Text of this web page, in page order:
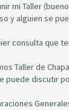
mi Taller
y alguien se
consulta que
Taller de
puede discutir